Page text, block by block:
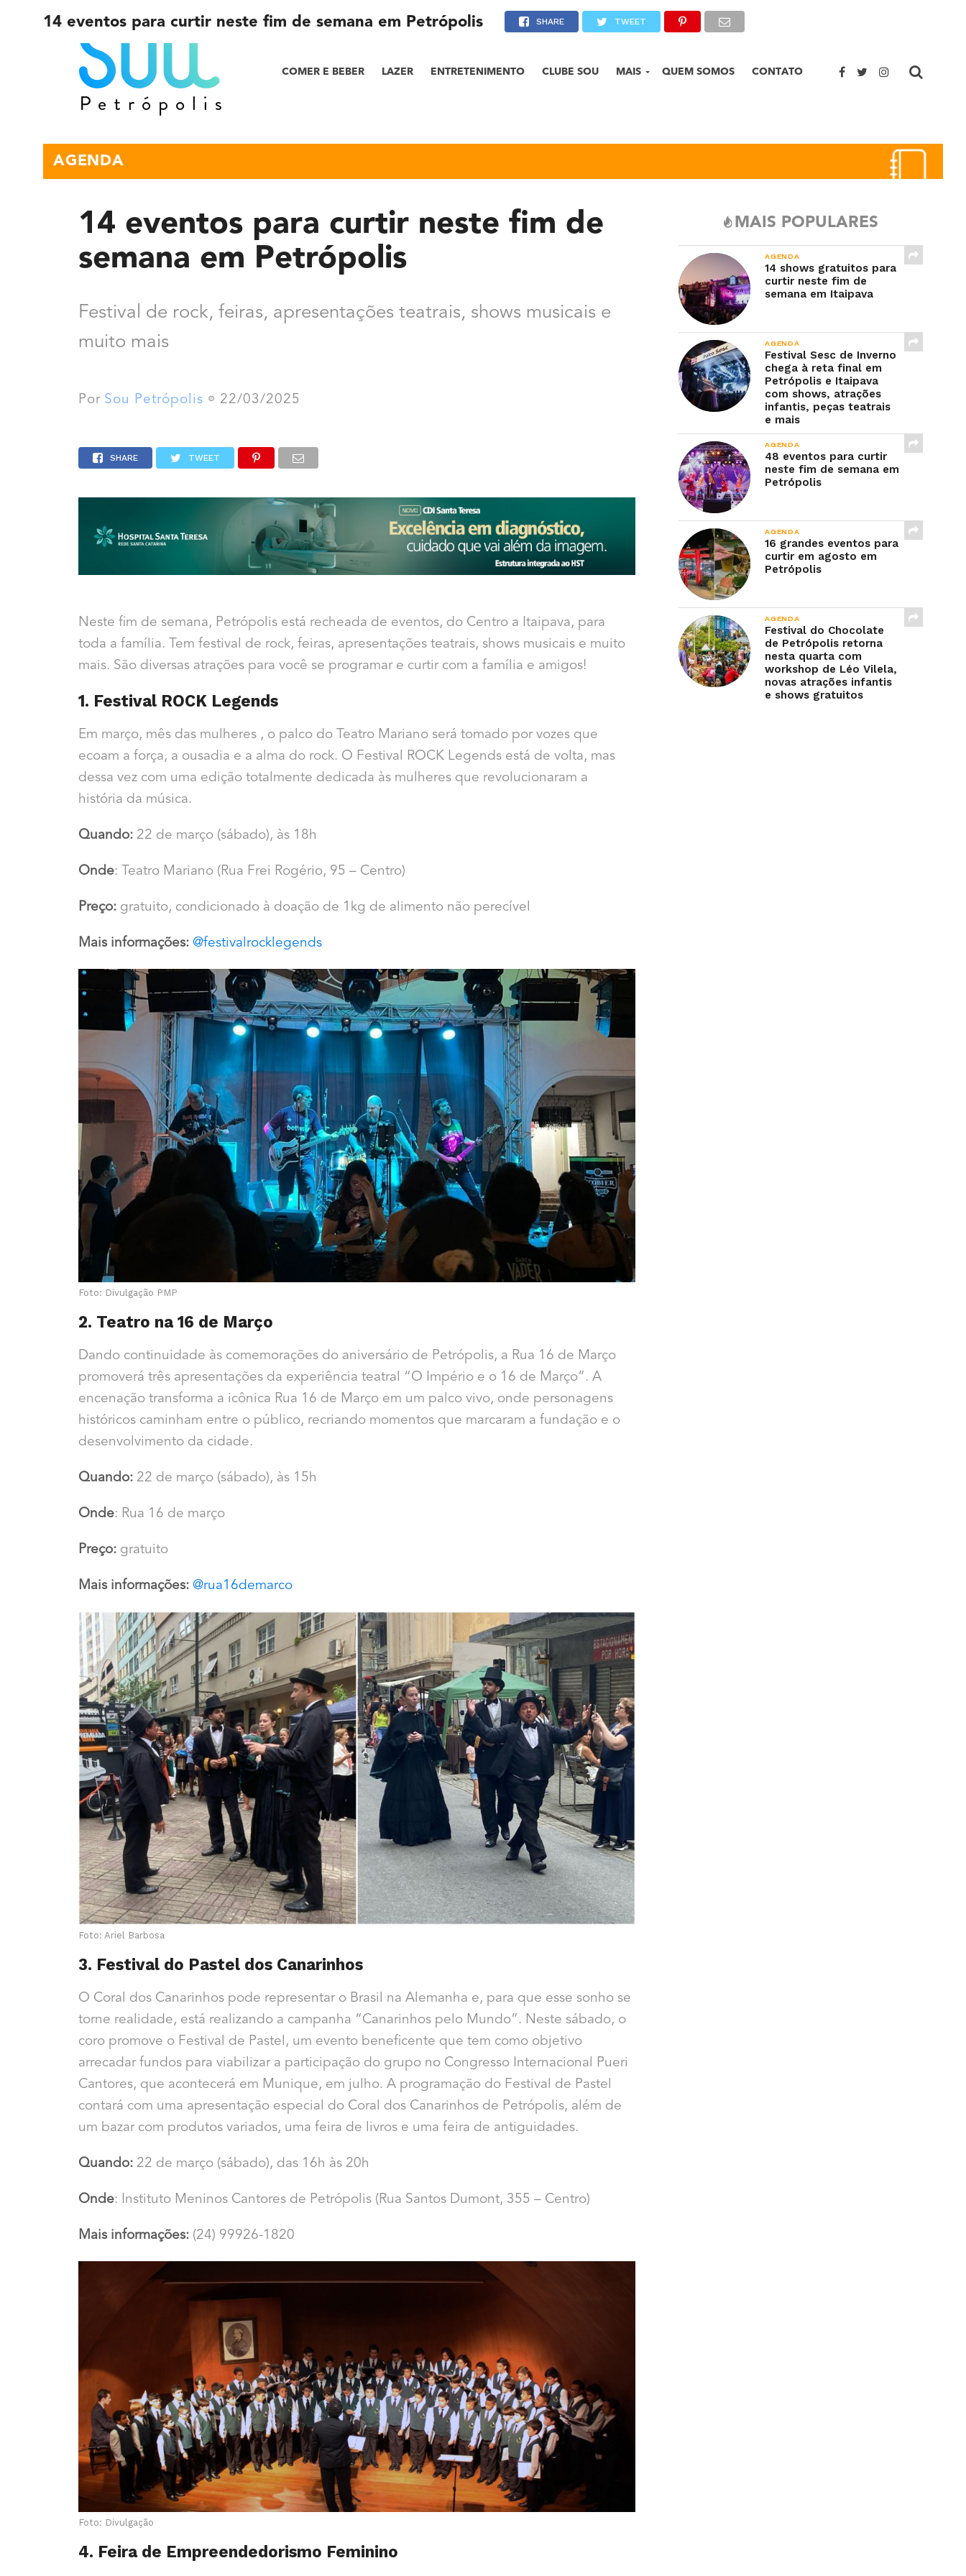
COMER E BEBER LAZER ENTRETENIMENTO CLUBE SOU MAIS QUEM SOMOS CONTATO
14 eventos para curtir neste fim de semana em Petrópolis SHARE TWEET
AGENDA
14 eventos para curtir neste fim de
semana em Petrópolis
Festival de rock, feiras, apresentações teatrais, shows musicais e
muito mais
Por Sou Petrópolis 22/03/2025
SHARE TWEET
Neste fim de semana, Petrópolis está recheada de eventos, do Centro a Itaipava, para
toda a família. Tem festival de rock, feiras, apresentações teatrais, shows musicais e muito
mais. São diversas atrações para você se programar e curtir com a família e amigos!
1. Festival ROCK Legends
Em março, mês das mulheres , o palco do Teatro Mariano será tomado por vozes que
ecoam a força, a ousadia e a alma do rock. O Festival ROCK Legends está de volta, mas
dessa vez com uma edição totalmente dedicada às mulheres que revolucionaram a
história da música.
Quando: 22 de março (sábado), às 18h
Onde: Teatro Mariano (Rua Frei Rogério, 95 – Centro)
Preço: gratuito, condicionado à doação de 1kg de alimento não perecível
Mais informações: @festivalrocklegends
Foto: Divulgação PMP
2. Teatro na 16 de Março
Dando continuidade às comemorações do aniversário de Petrópolis, a Rua 16 de Março
promoverá três apresentações da experiência teatral “O Império e o 16 de Março”. A
encenação transforma a icônica Rua 16 de Março em um palco vivo, onde personagens
históricos caminham entre o público, recriando momentos que marcaram a fundação e o
desenvolvimento da cidade.
Quando: 22 de março (sábado), às 15h
Onde: Rua 16 de março
Preço: gratuito
Mais informações: @rua16demarco
Foto: Ariel Barbosa
3. Festival do Pastel dos Canarinhos
O Coral dos Canarinhos pode representar o Brasil na Alemanha e, para que esse sonho se
torne realidade, está realizando a campanha “Canarinhos pelo Mundo”. Neste sábado, o
coro promove o Festival de Pastel, um evento beneficente que tem como objetivo
arrecadar fundos para viabilizar a participação do grupo no Congresso Internacional Pueri
Cantores, que acontecerá em Munique, em julho. A programação do Festival de Pastel
contará com uma apresentação especial do Coral dos Canarinhos de Petrópolis, além de
um bazar com produtos variados, uma feira de livros e uma feira de antiguidades.
Quando: 22 de março (sábado), das 16h às 20h
Onde: Instituto Meninos Cantores de Petrópolis (Rua Santos Dumont, 355 – Centro)
Mais informações: (24) 99926-1820
Foto: Divulgação
4. Feira de Empreendedorismo Feminino
MAIS POPULARES
AGENDA
14 shows gratuitos para
curtir neste fim de
semana em Itaipava
AGENDA
Festival Sesc de Inverno
chega à reta final em
Petrópolis e Itaipava
com shows, atrações
infantis, peças teatrais
e mais
AGENDA
48 eventos para curtir
neste fim de semana em
Petrópolis
AGENDA
16 grandes eventos para
curtir em agosto em
Petrópolis
AGENDA
Festival do Chocolate
de Petrópolis retorna
nesta quarta com
workshop de Léo Vilela,
novas atrações infantis
e shows gratuitos